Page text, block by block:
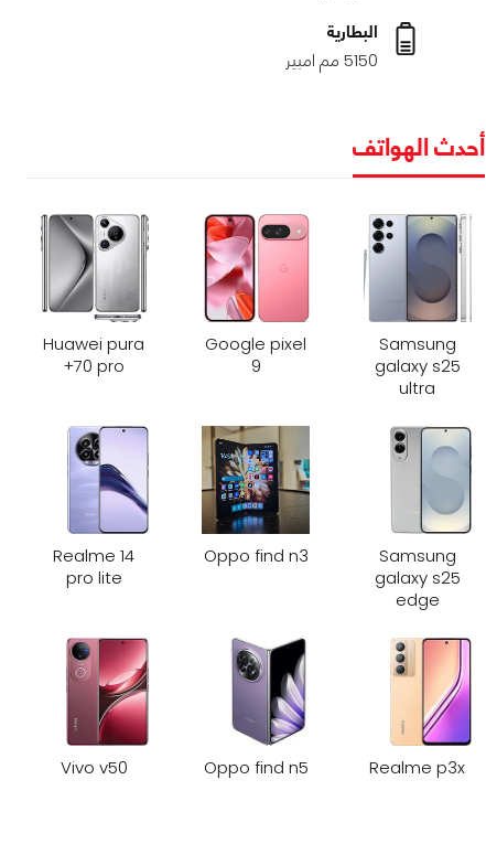
البطارية
5150 مم امبير
أحدث الهواتف
Samsung
galaxy s25
ultra
Google pixel
9
Huawei pura
70 pro+
Samsung
galaxy s25
edge
Oppo find n3
Realme 14
pro lite
Realme p3x
Oppo find n5
Vivo v50